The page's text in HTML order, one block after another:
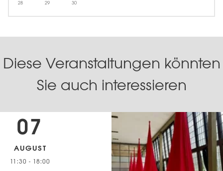
28 29 30
Diese Veranstaltungen könnten
Sie auch interessieren
07
AUGUST
11:30 - 18:00